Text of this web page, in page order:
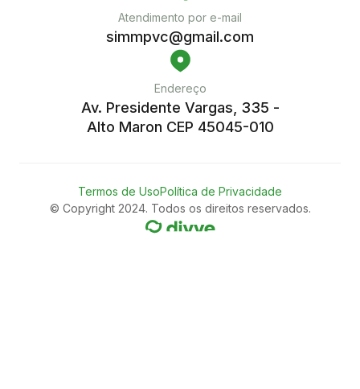
Atendimento por e-mail
simmpvc@gmail.com
Endereço
Av. Presidente Vargas, 335 -
Alto Maron CEP 45045-010
Termos de UsoPolítica de Privacidade
© Copyright 2024. Todos os direitos reservados.